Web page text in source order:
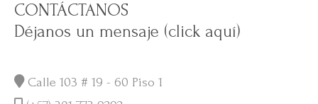
CONTÁCTANOS
Déjanos un mensaje (click aquí)
Calle 103 # 19 - 60 Piso 1